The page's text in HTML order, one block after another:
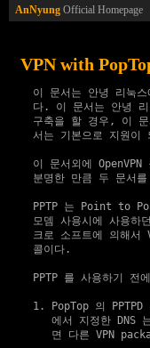
AnNyung Official Homepage
VPN with
이 문서는 안녕 리눅
다. 이 문서는 안녕
구축을 할 경우, 이
서는 기본으로 지원이
이 문서외에 OpenVPN
분명한 만큼 두 문서
PPTP 는 Point to
모뎀 사용시에 사용
크로 소프트에 의해
  콜이다.
PPTP 를 사용하기 전
1. PopTop 의 PPTPD
에서 지정한 DNS
면 다른 VPN